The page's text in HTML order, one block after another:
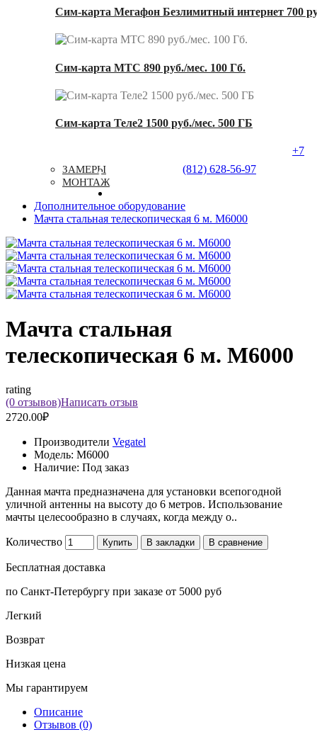
Сим-карта Мегафон Безлимитный интернет 700
Сим-карта МТС 890 руб./мес. 100 Гб.
Сим-карта Теле2 1500 руб./мес. 500 ГБ
ЗАМЕРЫ
МОНТАЖ
+7
(812) 628-56-97
Дополнительное оборудование
Мачта стальная телескопическая 6 м. М6000
Мачта стальная
телескопическая 6 м. М6000
rating
(0 отзывов)Написать отзыв
2720.00₽
Производители Vegatel
Модель: М6000
Наличие: Под заказ
Данная мачта предназначена для установки всепогодной
уличной антенны на высоту до 6 метров. Использование
мачты целесообразно в случаях, когда между о..
Количество Купить В закладки В сравнение
Бесплатная доставка
по Санкт-Петербургу при заказе от 5000 руб
Легкий
Возврат
Низкая цена
Мы гарантируем
Описание
Отзывов (0)